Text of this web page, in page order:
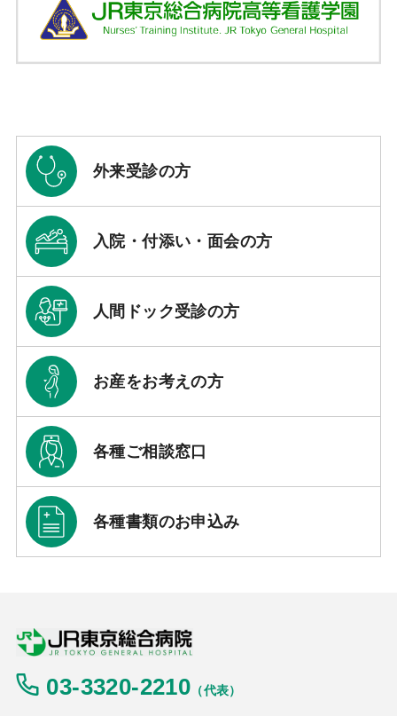
外来受診の方
入院・付添い・面会の方
人間ドック受診の方
お産をお考えの方
各種ご相談窓口
各種書類のお申込み
03-3320-2210 （代表）